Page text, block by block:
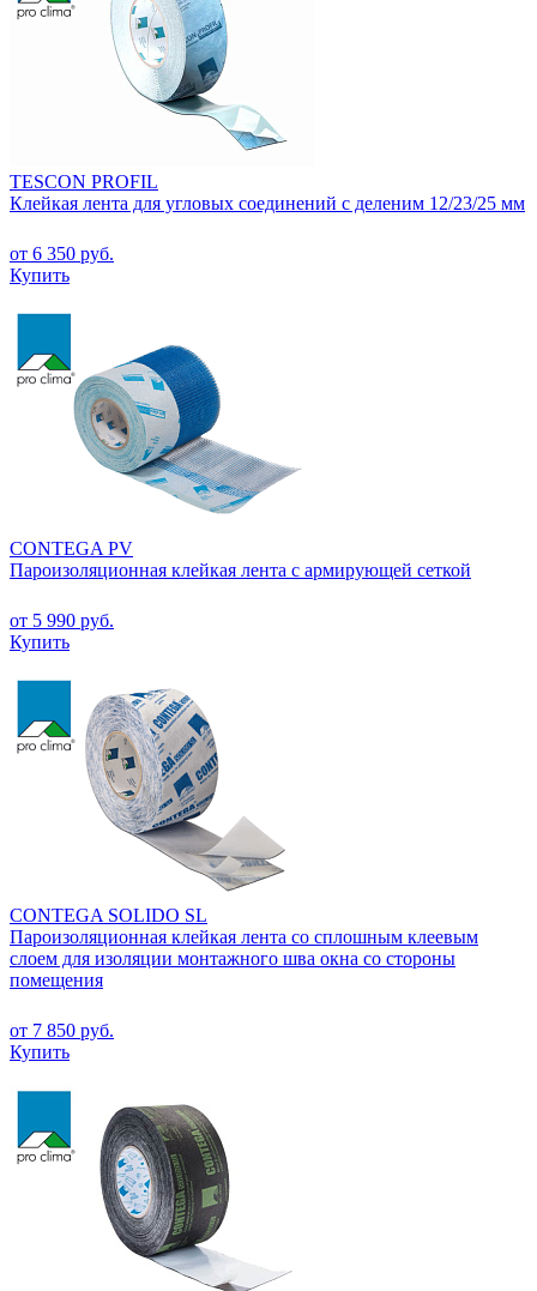
TESCON PROFIL
Клейкая лента для угловых соединений с деленим 12/23/25 мм
от 6 350 руб.
Купить
CONTEGA PV
Пароизоляционная клейкая лента с армирующей сеткой
от 5 990 руб.
Купить
CONTEGA SOLIDO SL
Пароизоляционная клейкая лента со сплошным клеевым
слоем для изоляции монтажного шва окна со стороны
помещения
от 7 850 руб.
Купить